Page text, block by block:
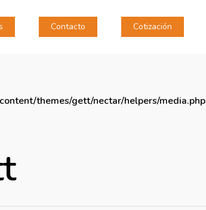
Contacto Cotización
themes/gett/nectar/helpers/media.php